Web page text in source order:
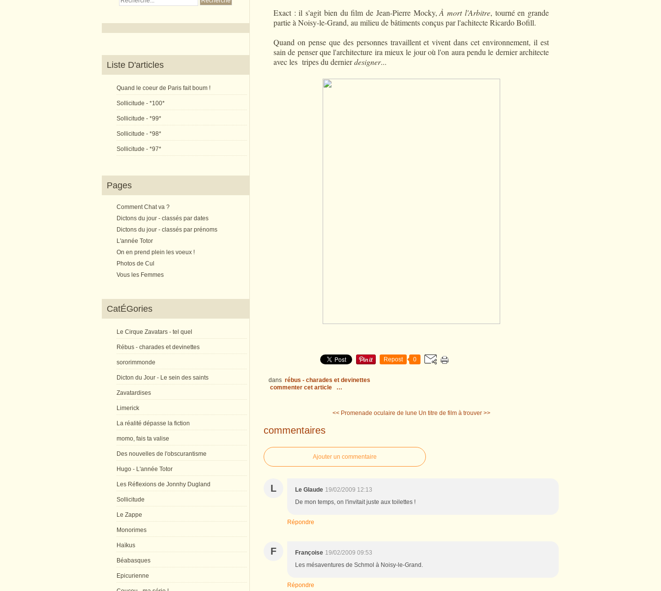
Liste D'articles
Quand le coeur de Paris fait boum !
Sollicitude - *100*
Sollicitude - *99*
Sollicitude - *98*
Sollicitude - *97*
Pages
Comment Chat va ?
Dictons du jour - classés par dates
Dictons du jour - classés par prénoms
L'année Totor
On en prend plein les voeux !
Photos de Cul
Vous les Femmes
CatÉGories
Le Cirque Zavatars - tel quel
Rébus - charades et devinettes
sororimmonde
Dicton du Jour - Le sein des saints
Zavatardises
Limerick
La réalité dépasse la fiction
momo, fais ta valise
Des nouvelles de l'obscurantisme
Hugo - L'année Totor
Les Réflexions de Jonnhy Dugland
Sollicitude
Le Zappe
Monorimes
Haïkus
Béabasques
Epicurienne
Exact : il s'agit bien du film de Jean-Pierre Mocky, À mort l'Arbitre, tourné en grande
partie à Noisy-le-Grand, au milieu de bâtiments conçus par l'achitecte Ricardo Bofill.
Quand on pense que des personnes travaillent et vivent dans cet environnement, il est
sain de penser que l'architecture ira mieux le jour où l'on aura pendu le dernier architecte
avec les tripes du dernierdesigner...
Repost 0
dans rébus - charades et devinettes
commenter cet article
…
<< Promenade oculaire de lune Un titre de film à trouver >>
commentaires
Ajouter un commentaire
L Le Glaude 19/02/2009 12:13
De mon temps, on l'invitait juste aux toilettes !
Répondre
F Françoise 19/02/2009 09:53
Les mésaventures de Schmol à Noisy-le-Grand.
Répondre